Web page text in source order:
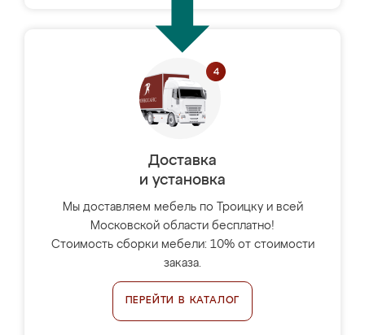
Доставка
и установка
Мы доставляем мебель по Троицку и всей
Московской области бесплатно!
Стоимость сборки мебели: 10% от стоимости
заказа.
ПЕРЕЙТИ В КАТАЛОГ